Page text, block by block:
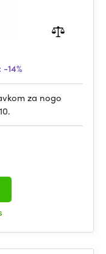
-14%
za nogo